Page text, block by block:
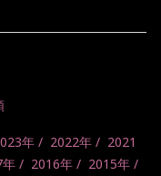
年 2022年
2021
2016年
2015年